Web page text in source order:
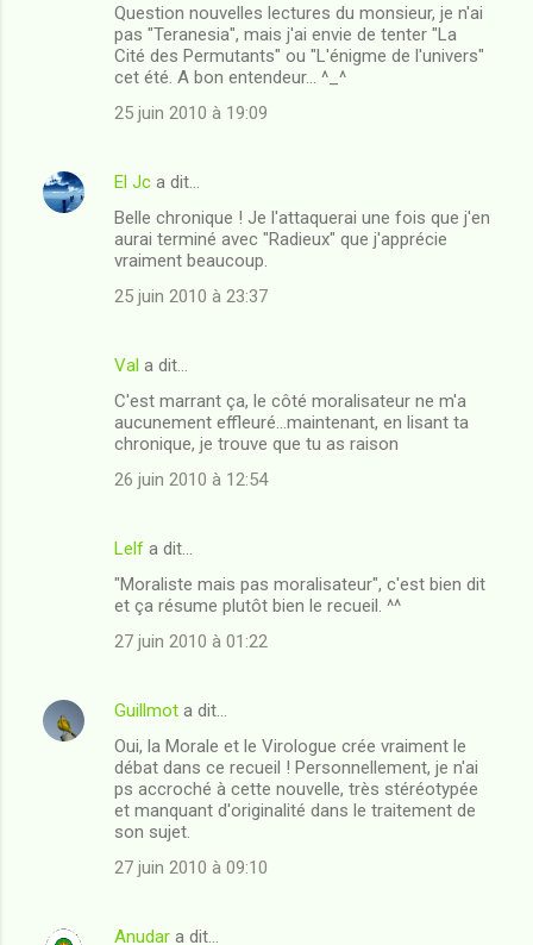
Question nouvelles lectures du monsieur, je n'ai
pas "Teranesia", mais j'ai envie de tenter "La
Cité des Permutants" ou "L'énigme de l'univers"
cet été. A bon entendeur... ^_^
25 juin 2010 à 19:09
El Jc a dit…
Belle chronique ! Je l'attaquerai une fois que j'en
aurai terminé avec "Radieux" que j'apprécie
vraiment beaucoup.
25 juin 2010 à 23:37
Val a dit…
C'est marrant ça, le côté moralisateur ne m'a
aucunement effleuré...maintenant, en lisant ta
chronique, je trouve que tu as raison
26 juin 2010 à 12:54
Lelf a dit…
"Moraliste mais pas moralisateur", c'est bien dit
et ça résume plutôt bien le recueil. ^^
27 juin 2010 à 01:22
Guillmot a dit…
Oui, la Morale et le Virologue crée vraiment le
débat dans ce recueil ! Personnellement, je n'ai
ps accroché à cette nouvelle, très stéréotypée
et manquant d'originalité dans le traitement de
son sujet.
27 juin 2010 à 09:10
Anudar a dit…